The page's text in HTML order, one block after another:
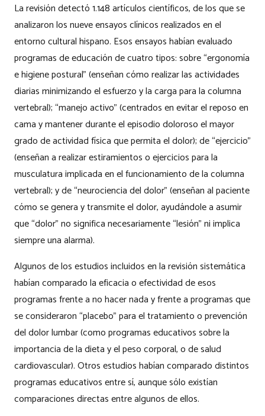
La revisión detectó 1.148 artículos científicos, de los que se
analizaron los nueve ensayos clínicos realizados en el
entorno cultural hispano. Esos ensayos habían evaluado
programas de educación de cuatro tipos: sobre “ergonomía
e higiene postural” (enseñan cómo realizar las actividades
diarias minimizando el esfuerzo y la carga para la columna
vertebral); “manejo activo” (centrados en evitar el reposo en
cama y mantener durante el episodio doloroso el mayor
grado de actividad física que permita el dolor); de “ejercicio”
(enseñan a realizar estiramientos o ejercicios para la
musculatura implicada en el funcionamiento de la columna
vertebral); y de “neurociencia del dolor” (enseñan al paciente
cómo se genera y transmite el dolor, ayudándole a asumir
que “dolor” no significa necesariamente “lesión” ni implica
siempre una alarma).
Algunos de los estudios incluidos en la revisión sistemática
habían comparado la eficacia o efectividad de esos
programas frente a no hacer nada y frente a programas que
se consideraron “placebo” para el tratamiento o prevención
del dolor lumbar (como programas educativos sobre la
importancia de la dieta y el peso corporal, o de salud
cardiovascular). Otros estudios habían comparado distintos
programas educativos entre sí, aunque sólo existían
comparaciones directas entre algunos de ellos.